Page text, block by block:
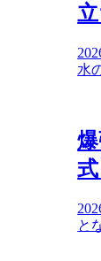
水
式
と